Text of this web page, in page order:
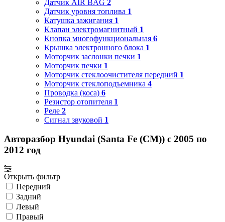
Датчик AIR BAG 2
Датчик уровня топлива 1
Катушка зажигания 1
Клапан электромагнитный 1
Кнопка многофункциональная 6
Крышка электронного блока 1
Моторчик заслонки печки 1
Моторчик печки 1
Моторчик стеклоочистителя передний 1
Моторчик стеклоподъемника 4
Проводка (коса) 6
Резистор отопителя 1
Реле 2
Сигнал звуковой 1
Авторазбор Hyundai (Santa Fe (CM)) с 2005 по
2012 год
Открыть фильтр
Передний
Задний
Левый
Правый